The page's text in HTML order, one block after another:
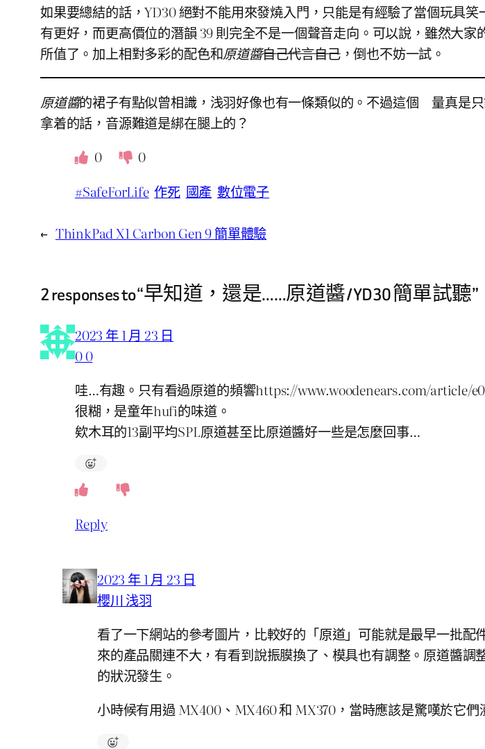
如果要總結的話，YD30 絕對不能用來發燒入門，只能是有經驗了當個玩具
有更好，而更高價位的潛韻 39 則完全不是一個聲音走向。可以說，雖然大
所值了。加上相對多彩的配色和原道醬自己代言自己，倒也不妨一試。
原道醬的裙子有點似曾相識，浅羽好像也有一條類似的。不過這個 量真是
拿着的話，音源難道是綁在腿上的？
0
0
#SafeForLife 作死 國產 數位電子
← ThinkPad X1 Carbon Gen 9 簡單體驗
2 responses to “早知道，還是……原道醬 / YD30 簡單試聽”
2023 年 1 月 23 日
0 0
哇…有趣。只有看過原道的頻響https://www.woodenears.com/article/
很糊，是童年hufi的味道。
欸木耳的13副平均SPL原道甚至比原道醬好一些是怎麼回事…
Reply
2023 年 1 月 23 日
櫻川 浅羽
看了一下網站的參考圖片，比較好的「原道」可能就是最早一批
來的產品關連不大，有看到說振膜換了、模具也有調整。原道醬
的狀況發生。
小時候有用過 MX400、MX460 和 MX370，當時應該是驚嘆於它